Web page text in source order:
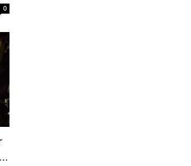
0